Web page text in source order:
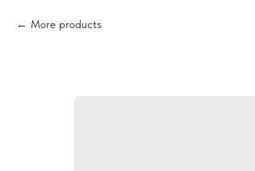
More products